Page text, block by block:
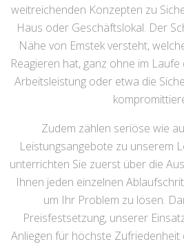
weitreichenden Konzepten zu
Haus oder Geschäftslokal. Der
Nähe von Emstek versteht,
Reagieren hat, ganz ohne im
Arbeitsleistung oder etwa die
Zudem zählen seriöse wie
Leistungsangebote zu unserem
unterrichten Sie zuerst über die
Ihnen jeden einzelnen
um Ihr Problem zu lösen.
Preisfestsetzung, unserer
Anliegen für höchste